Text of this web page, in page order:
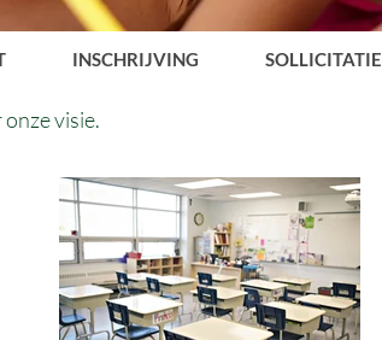
INSCHRIJVING SOLLICITATIE
visie.